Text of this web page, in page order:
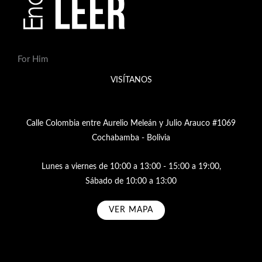
For Him
VISÍTANOS
Calle Colombia entre Aurelio Meleán y Julio Arauco #1069
Cochabamba - Bolivia
Lunes a viernes de 10:00 a 13:00 - 15:00 a 19:00,
Sábado de 10:00 a 13:00
VER MAPA